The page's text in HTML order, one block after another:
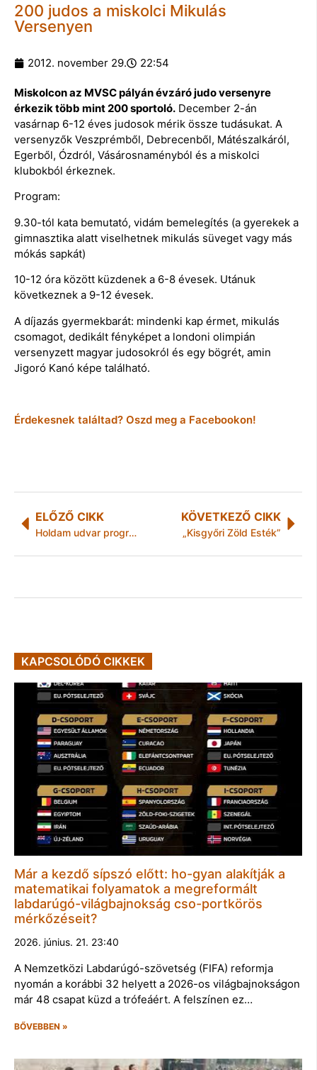
200 judos a miskolci Mikulás
Versenyen
2012. november 29. 22:54
Miskolcon az MVSC pályán évzáró judo versenyre
érkezik több mint 200 sportoló. December 2-án
vasárnap 6-12 éves judosok mérik össze tudásukat. A
versenyzők Veszprémből, Debrecenből, Mátészalkáról,
Egerből, Ózdról, Vásárosnaményból és a miskolci
klubokból érkeznek.
Program:
9.30-tól kata bemutató, vidám bemelegítés (a gyerekek a
gimnasztika alatt viselhetnek mikulás süveget vagy más
mókás sapkát)
10-12 óra között küzdenek a 6-8 évesek. Utánuk
következnek a 9-12 évesek.
A díjazás gyermekbarát: mindenki kap érmet, mikulás
csomagot, dedikált fényképet a londoni olimpián
versenyzett magyar judosokról és egy bögrét, amin
Jigoró Kanó képe található.
Érdekesnek találtad? Oszd meg a Facebookon!
ELŐZŐ CIKK
Holdam udvar programok
KÖVETKEZŐ CIKK
„Kisgyőri Zöld Esték”
KAPCSOLÓDÓ CIKKEK
Már a kezdő sípszó előtt: ho-gyan alakítják a
matematikai folyamatok a megreformált
labdarúgó-világbajnokság cso-portkörös
mérkőzéseit?
2026. június. 21. 23:40
A Nemzetközi Labdarúgó-szövetség (FIFA) reformja
nyomán a korábbi 32 helyett a 2026-os világbajnokságon
már 48 csapat küzd a trófeáért. A felszínen ez…
BŐVEBBEN »